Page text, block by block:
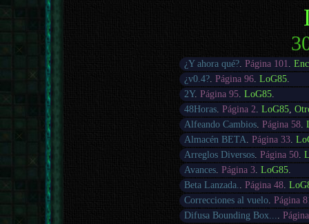
¿Y ahora qué? .Página 101 .
¿v0.4? .Página 96 .LoG85
2Y.Página 95 .LoG85
48Horas .Página 2 .LoG85 ,
Alfeando Cambios .Página 58 .
Almacén BETA .Página 33 .
Arreglos Diversos .Página 50 .
Avances .Página 3 .LoG85
Beta Lanzada.
.Página 48 .
Correcciones al vuelo .Página
Difusa Bounding Box...
.